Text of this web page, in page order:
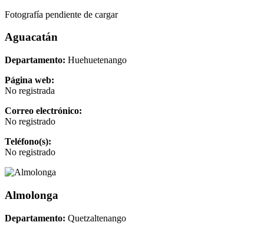
Fotografía pendiente de cargar
Aguacatán
Departamento: Huehuetenango
Página web:
No registrada
Correo electrónico:
No registrado
Teléfono(s):
No registrado
Almolonga
Departamento: Quetzaltenango